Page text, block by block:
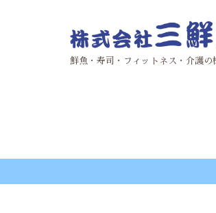
鮮魚・寿司・フィットネス・介護の